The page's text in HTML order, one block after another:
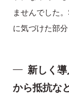
ませんでした
に気づけた部分
新しく
から抵抗な